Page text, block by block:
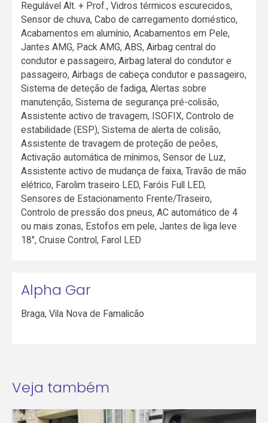
Regulável Alt. + Prof., Vidros térmicos escurecidos,
Sensor de chuva, Cabo de carregamento doméstico,
Acabamentos em alumínio, Acabamentos em Pele,
Jantes AMG, Pack AMG, ABS, Airbag central do
condutor e passageiro, Airbag lateral do condutor e
passageiro, Airbags de cabeça condutor e passageiro,
Sistema de deteção de fadiga, Alertas sobre
manutenção, Sistema de segurança pré-colisão,
Assistente activo de travagem, ISOFIX, Controlo de
estabilidade (ESP), Sistema de alerta de colisão,
Assistente de travagem de proteção de peões,
Activação automática de mínimos, Sensor de Luz,
Assistente activo de mudança de faixa, Travão de mão
elétrico, Farolim traseiro LED, Faróis Full LED,
Sensores de Estacionamento Frente/Traseiro,
Controlo de pressão dos pneus, AC automático de 4
ou mais zonas, Estofos em pele, Jantes de liga leve
18", Cruise Control, Farol LED
Alpha Gar
Braga,Vila Nova de Famalicão
Veja também